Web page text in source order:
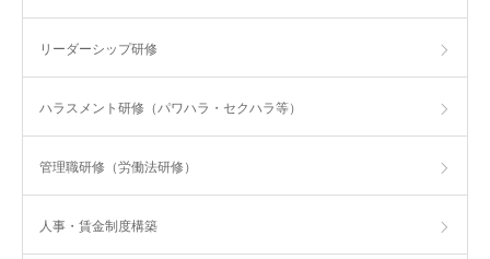
リーダーシップ研修
ハラスメント研修（パワハラ・セクハラ等）
管理職研修（労働法研修）
人事・賃金制度構築